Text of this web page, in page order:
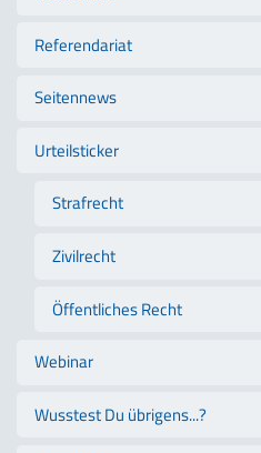
Referendariat
Seitennews
Urteilsticker
Strafrecht
Zivilrecht
Öffentliches Recht
Webinar
Wusstest Du übrigens...?